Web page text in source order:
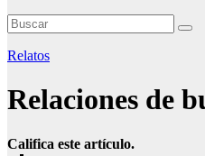
Relatos
Relaciones de
Califica este artículo.